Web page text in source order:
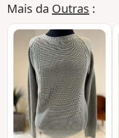
Mais da Outras :